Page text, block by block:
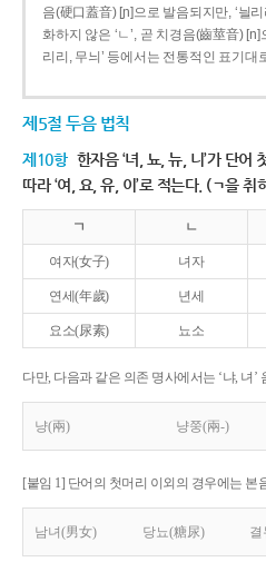
음(硬口蓋音) [ɲ]으로 발음되지만, ‘늴리
화하지 않은 ‘ㄴ’, 곧 치경음(齒莖音)
리리, 무늬’ 등에서는 전통적인 표기대
제5절 두음 법칙
제10항 한자음 ‘녀, 뇨, 뉴, 니’가 단어
따라 ‘여, 요, 유, 이’로 적는다. (ㄱ을 취
ㄱ ㄴ
여자(女子) 녀자
연세(年歲) 년세
요소(尿素) 뇨소
다만, 다음과 같은 의존 명사에서는 ‘냐, 녀’
냥(兩) 냥쭝(兩-)
[붙임 1] 단어의 첫머리 이외의 경우에는 본
남녀(男女) 당뇨(糖尿) 결